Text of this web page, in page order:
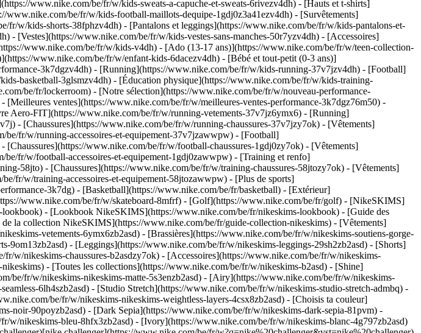
www.nike.com/be/fr/w/kids-sweats-a-capuche-et-sweats-6rivezv4dh) - [Hauts et t-shirts]
be/fr/w/kids-football-maillots-dequipe-1gdj0z3a41ezv4dh) - [Survêtements]
w/kids-shorts-38fphzv4dh) - [Pantalons et leggings](https://www.nike.com/be/fr/w/kids-pantalons-et-
[Vestes](https://www.nike.com/be/fr/w/kids-vestes-sans-manches-50r7yzv4dh) - [Accessoires]
www.nike.com/be/fr/w/kids-v4dh) - [Ado (13-17 ans)](https://www.nike.com/be/fr/w/teen-collection-
www.nike.com/be/fr/w/enfant-kids-6dacezv4dh) - [Bébé et tout-petit (0-3 ans)]
3k7dgzv4dh) - [Running](https://www.nike.com/be/fr/w/kids-running-37v7jzv4dh) - [Football]
basketball-3glsmzv4dh) - [Éducation physique](https://www.nike.com/be/fr/w/kids-training-
be/fr/lockerroom) - [Notre sélection](https://www.nike.com/be/fr/w/nouveau-performance-
ventes](https://www.nike.com/be/fr/w/meilleures-ventes-performance-3k7dgz76m50) -
Aero-FIT](https://www.nike.com/be/fr/w/running-vetements-37v7jz6ymx6) - [Running]
- [Chaussures](https://www.nike.com/be/fr/w/running-chaussures-37v7jzy7ok) - [Vêtements]
fr/w/running-accessoires-et-equipement-37v7jzawwpw) - [Football]
www.nike.com/be/fr/w/football-chaussures-1gdj0zy7ok) - [Vêtements]
fr/w/football-accessoires-et-equipement-1gdj0zawwpw) - [Training et renfo]
58jto) - [Chaussures](https://www.nike.com/be/fr/w/training-chaussures-58jtozy7ok) - [Vêtements]
fr/w/training-accessoires-et-equipement-58jtozawwpw) - [Plus de sports]
3k7dg) - [Basketball](https://www.nike.com/be/fr/basketball) - [Extérieur]
www.nike.com/be/fr/w/skateboard-8mfrf) - [Golf](https://www.nike.com/be/fr/golf) - [NikeSKIMS]
- [Lookbook NikeSKIMS](https://www.nike.com/be/fr/nikeskims-lookbook) - [Guide des
la collection NikeSKIMS](https://www.nike.com/be/fr/guide-collection-nikeskims) - [Vêtements]
vetements-6ymx6zb2asd) - [Brassières](https://www.nike.com/be/fr/w/nikeskims-soutiens-gorge-
9om13zb2asd) - [Leggings](https://www.nike.com/be/fr/w/nikeskims-leggings-29sh2zb2asd) - [Shorts]
w/nikeskims-chaussures-b2asdzy7ok) - [Accessoires](https://www.nike.com/be/fr/w/nikeskims-
- [Toutes les collections](https://www.nike.com/be/fr/w/nikeskims-b2asd) - [Shine]
be/fr/w/nikeskims-nikeskims-matte-5s3enzb2asd) - [Airy](https://www.nike.com/be/fr/w/nikeskims-
6lh4szb2asd) - [Studio Stretch](https://www.nike.com/be/fr/w/nikeskims-studio-stretch-admbq) -
be/fr/w/nikeskims-nikeskims-weightless-layers-4csx8zb2asd) - [Choisis ta couleur](https://www.nike.com/be/fr/w/nikeskims-b2asd) - [Obsidienne](https://www.nike.com/be/fr/w/nikeskims-noir-90poyzb2asd) - [Dark Sepia](https://www.nike.com/be/fr/w/nikeskims-dark-sepia-81pvm) - [Phoenix](https://www.nike.com/be/fr/w/nikeskims-phoenix-1jhtj) - [Cobalt](https://www.nike.com/be/fr/w/nikeskims-bleu-8hfx3zb2asd) - [Ivory](https://www.nike.com/be/fr/w/nikeskims-blanc-4g797zb2asd) Cancel Annuler Recherches populaires [challenger](https://www.nike.com/be/fr/w?q=challenger&vst=challenger)[nike challenger](https://www.nike.com/be/fr/w?q=nike%20challenger&vst=nike%20challenger)[chaussure](https://www.nike.com/be/fr/w?q=chaussure&vst=chaussure)[nike mind 001](https://www.nike.com/be/fr/w?q=nike%20mind%20001&vst=nike%20mind%20001)[crampon foot](https://www.nike.com/be/fr/w?q=crampon%20foot&vst=crampon%20foot)[air force 1](https://www.nike.com/be/fr/w?q=air%20force%201&vst=air%20force%201)[p6000](https://www.nike.com/be/fr/w?q=p6000&vst=p6000)[air max](https://www.nike.com/be/fr/w?q=air%20max&vst=air%20max) [](https://www.nike.com/be/fr/favorites "Favoris")[](https://www.nike.com/be/fr/cart "Articles du panier: 0") # Les meilleures chaussures de trail Nike ##### Guide d'achat Amorti, maintien… Ces chaussures ont tout ce qu'il faut pour arpenter les sentiers. Dernière mise à jour : 27 mars 2024 5 min. de lecture ![Les meilleures chaussures de trail Nike](https://static.nike.com/a/images/f_auto/dpr_1.0,cs_srgb/h_1616,c_limit/9b16c49c-c250-4046-a72e-e39d1edd9043/les-meilleures-chaussures-de-trail-nike.jpg) Le trail n'a rien à voir avec le running sur route, sur piste ou sur un tapis de course. Quand on fait du trail, il faut faire face aux imprévus : boue, eau, arbres au sol, pentes abruptes, rochers et autres débris. Confort, résistance, performances… Mieux vaut choisir la bonne chaussure trail, que ce soit pour courir sur des terrains simples ou plus techniques. Tous les sentiers ne se ressemblent pas, et ça vaut aussi pour les chaussures de trail. Pour les trails exigeants avec des terrains montagneux étendu, il te faut une chaussure avec un bon amorti et de l'adhérence. Ça tombe bien : Nike propose des [chaussures de trail](https://www.nike.com/be/fr/w/sentier-running-chaussures-37v7jz7sboyzy7ok) pour homme et femme, qui s'adaptent au terrain et à la météo. ## Caractéristiques indispensables d'une chaussure de trail Les [meilleures chaussures de trail pour la randonnée](https://www.nike.com/be/fr/a/meilleures-chaussures-de-randonnee) et le running ont plein d'avantages : confort, réactivité, résistance et de quoi affronter les éléments. Natasha Lewis, Expert Product Line Manager chez Nike pour Global Footwear, nous éclaire sur les caractéristiques essentielles d'une bonne chaussure de trail doit avoir. D'abord, une bonne adhérence sous le pied. Ensuite, des matières plus résistantes sur l'empeigne pour protéger des éléments extérieurs. Enfin, plus d'espace à l'avant, pour que le pied puisse s'étaler et bouger, surtout pendant les longs runs par temps chaud. Selon le modèle, une chaussure de trail supporte des distances allant de 5 km à plus de 160 km. Plus d'espace, plus de maintien : les chaussures de trail Nike pourraient même s'avérer plus confortable qu'un modèle de running standard. ## Passe de la route aux sentiers Parfois, on a besoin d'une chaussure de running qui fait tout, pour passer de la route aux sentiers. Les modèles tout-terrain de Nike passent de la route aux sentiers et donnent aux athlètes « une foulée neutre et des éléments performants spécifiques au trail, pour les aider à s'élancer sur les sentiers, explique Natasha Lewis. Sur la route, la foulée est souple. Mais quand on passe sur sentier, ces chaussures combinent résistance et protection, aussi bien sur l'empeigne que sur la semelle extérieure. » L'idéal sur les sentiers et ailleurs ? La Nike Pegasus Trail et la Juniper Trail, qui existent toutes les deux en version GORE-TEX. Selon Natasha Lewis, ce sont les seules chaussures de trail adaptées pour le running et pour une utilisation quotidienne. ## Voir les chaussures de trail Nike [Tout afficher](https://www.nike.com/be/fr/w/sentier-running-chaussures-37v7jz7sboyzy7ok) - [Nike ACG Pegasus Trail \ Chaussure de trail pour homme \ __149,99 €__](https://www.nike.com/be/fr/t/chaussure-de-trail-nike-acg-pegasus-trail-pour-homme-edJ7MX66/HV8116-301) - [Nike ACG Pegasus Trail \ Chaussure de trail pour femme \ __149,99 €__](https://www.nike.com/be/fr/t/chaussure-de-trail-nike-acg-pegasus-trail-pour-femme-J8DF5QzX/HV8121-301) - [ACG Zegama Trail \ Chaussure de trail pour homme \ __169,99 €__](https://www.nike.com/be/fr/t/chaussure-de-trail-acg-zegama-trail-pour-homme-gUx0ZLKR/HV8113-300) - [ACG Zegama Trail \ Chaussure de trail pour femme \ __169,99 €__](https://www.nike.com/be/fr/t/chaussure-de-trail-acg-zegama-trail-pour-femme-VTjRCZNa/HV8115-301) - [Nike ACG Ultrafly Trail \ Chaussure de course de trail \ __249,99 €__](https://www.nike.com/be/fr/t/chaussure-de-course-de-trail-nike-acg-ultrafly-trail-bddi5f1L/HF5668-300) - [Nike Wildhorse 10 \ Chaussure de trail pour homme \ __149,99 €__](https://www.nike.com/be/fr/t/chaussure-de-trail-nike-wildhorse-10-pour-homme-6RHZHLQc/FV2338-302) - [Nike Juniper Trail 2 GORE-TEX \ Chaussure de trail imperméable pour homme \ __114,99 €__](https://www.nike.com/be/fr/t/chaussure-de-trail-impermeable-nike-juniper-trail-2-gore-tex-pour-homme-1x1SuPzZ/HM9734-202) - [Nike Wildhorse 10 \ Chaussure de trail pour femme \ __149,99 €__](https://www.nike.com/be/fr/t/chaussure-de-trail-nike-wildhorse-10-pour-femme-lKHSNL/FV2337-003) - [Nike ACG Pegasus Trail \ Chaussure de running pour ado \ __109,99 €__](https://www.nike.com/be/fr/t/chaussure-de-running-nike-acg-pegasus-trail-pour-ado-4dYpCb69/IH2305-302) - [Nike Juniper Trail 3 \ Chaussure de trail pour homme \ __89,99 €__](https://www.nike.com/be/fr/t/chaussure-de-trail-nike-juniper-trail-3-pour-homme-cv8bQU6U/FQ0904-001) Ces deux modèles sont aussi [imperméables](https://www.nike.com/be/fr/w/temps-humide-sentier-running-chaussures-37v7jz7sboyzjp1rzy7ok). Même sur les modèles non imperméables, Nike accorde une attention particulière à la résistance à l'eau. Comme l'explique Natasha Lewis, Nike a une approche unique pour concevoir des chaussures résistantes à l'eau. « Pendant un trail, l'eau est presque omniprésente, avec la rosée, les ruisseaux ou même les seaux d’eau qu’on reçoit aux points de ravitaillement, affirme-t-elle. Chez Nike, on privilégie les matières à séchage rapide qui évacuent l'humidité. Toutes nos chaussures de trail sont conçues avec des empeignes respirantes aux propriétés drainantes. » ![Les meilleures chaussures de trail Nike](https://static.nike.com/a/images/f_auto/dpr_1.0,cs_srgb/w_1212,c_limit/69083749-0dfe-4f5c-bb15-b71979c8789b/les-meilleures-chaussures-de-trail-nike.jpg) [](https://www.nike.com/be/fr/w/sentier-pegasus-running-chaussures-37v7jz7sboyz8nexhzy7ok) ## De l'amorti pour un confort absolu Quand on fait du trail ou de la randonnée, il faut chaussure avec un bon amorti. Terrains en montée rocailleux et difficiles, pentes raides et glissantes sur un sentier périlleux… Il faut pouvoir te sentir en confiance quand tu sors des sentiers battus. Pour ça, il y a la chaussure de trail Zegama. Son point fort ? Sa base en ZoomX avec un « amorti souple à l'excellent retour d’énergie », détaille Natasha Lewis. Comme elle l'explique, cette base a le niveau d'amorti qu'il te faut pour les runs de plus de 160 km. Acheter la Nike Zegama - [Homme](https://www.nike.com/be/fr/t/chaussures-de-trail-nike-zegama-pour-homme-ZdbtbB/DH0623-100) - [Femme](https://www.nike.com/be/fr/t/chaussure-de-trail-nike-zegama-pour-femme-SQFK85/DH0625-003) ![Les meilleures chaussures de trail Nike](https://static.nike.com/a/images/f_auto/dpr_1.0,cs_srgb/w_1212,c_limit/a21b77a9-58dc-4ab6-9ba5-f78221995725/les-meilleures-chaussures-de-trail-nike.jpg) ## De la réactivité pour optimiser tes performances La réactivité d'une chaussure est essentielle pour maintenir un bon rythme et une foulée efficace. La [Ultrafly](https://www.nike.com/be/fr/a/infos-sortie-ultrafly) est une chaussure de trail réputée pour sa réactivité. « À l'intérieur de la chaussure, on retrouve une semelle intermédiaire ZoomX qui renferme une plaque Flyplate en carbone à deux pointes sur les trois quarts de la longueur, pour plus de réactivité sur les sentiers », affirme Natasha Lewis. La semelle intermédiaire ZoomX sur toute la longueur t'apporte un maximum de confort pour les courses de plus de 160 km. « Le tissu autour de la semelle intermédiaire protège la mousse pendant le trail tout en restant très discret, pour des sensations ZoomX authentiques », ajoute Natasha Lewis. Même chose pour la Kiger. Cette chaussure de trail combine vitesse et confort sur les terrains rocailleux. Acheter la Nike Ultrafly - [Homme](https://www.nike.com/be/fr/t/chaussure-de-trail-nike-ultrafly-pour-homme-Xl1cXs/DX1978-102) - [Femme](https://www.nike.com/be/fr/t/chaussure-de-trail-nike-ultrafly-pour-femme-JCJrtK/DZ0489-102) Acheter la Nike Kiger - [Homme](https://www.nike.com/be/fr/t/chaussure-de-trail-nike-kiger-9-pour-homme-Z3g45m/DR2693-001) - [Femme](https://www.nike.com/be/fr/t/chaussure-de-trail-nike-kiger-9-pour-femme-t6Jp9T/DR2694-200) ![Les meilleures chaussures de trail Nike](https://static.nike.com/a/images/f_auto/dpr_1.0,cs_srgb/w_1212,c_limit/fda12193-b0d6-4f90-a861-89e949a2564d/les-meilleures-chaussures-de-trail-nike.jpg) ## Pour les obstacles et les terrains montagneux Selon Natasha Lewis, une bonne chaussure de trail pour la randonnée et le running doit intégrer des matières plus résistantes. L'objectif est de te protéger des obstacles rencontrés pendant le trail : rochers, racines et autres débris. Opte pour une chaussure de trail plus imposante, avec une adh